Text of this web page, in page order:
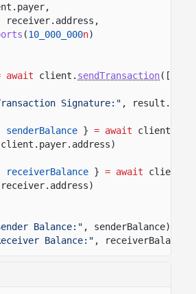
(10_000_000n)
await client. sendTransaction
Signature:" ,
senderBalance } = await
client.rpc
receiverBalance } = await
Balance:" , senderBalance);
Balance:" ,